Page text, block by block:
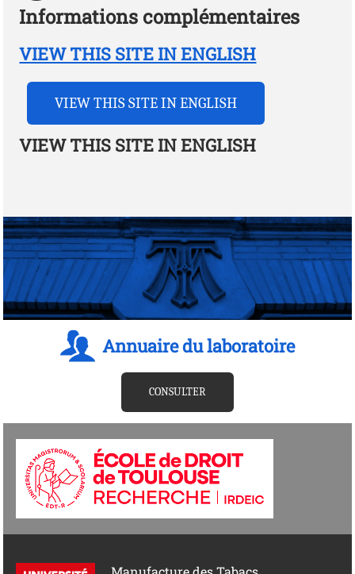
Informations complémentaires
VIEW THIS SITE IN ENGLISH
VIEW THIS SITE IN ENGLISH
VIEW THIS SITE IN ENGLISH
Annuaire du laboratoire
CONSULTER